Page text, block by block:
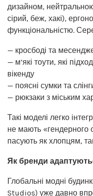
дизайном,
сірий, беж, хакі),
функціональністю.
— кросбоді та
— м’які тоути, які
вікенду
— поясні сумки та
— рюкзаки з міським
Такі моделі легко
не мають «гендерного
пасують як хлопцям,
Як бренди
Глобальні модні
Studios) уже давно